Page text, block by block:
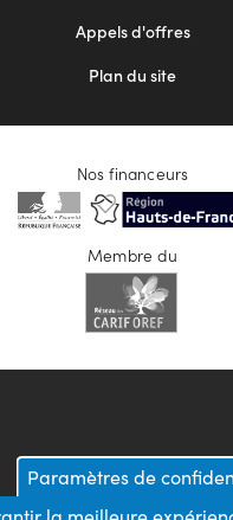
Appels d'offres
Plan du site
Nos financeurs
Membre du
Paramètres de